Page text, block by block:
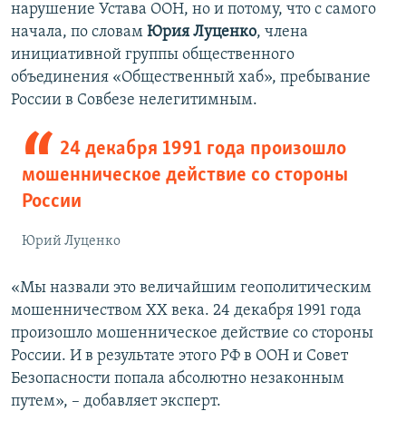
нарушение Устава ООН, но и потому, что с самого
начала, по словам Юрия Луценко, члена
инициативной группы общественного
объединения «Общественный хаб», пребывание
России в Совбезе нелегитимным.
24 декабря 1991 года произошло
мошенническое действие со стороны
России
Юрий Луценко
«Мы назвали это величайшим геополитическим
мошенничеством ХХ века. 24 декабря 1991 года
произошло мошенническое действие со стороны
России. И в результате этого РФ в ООН и Совет
Безопасности попала абсолютно незаконным
путем», – добавляет эксперт.